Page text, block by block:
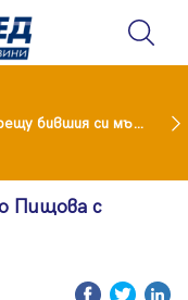
Глория изригна срещу бившия си мъж: Беше със 120-килограмова жена! Искаше бърза печалба...
Пищова с